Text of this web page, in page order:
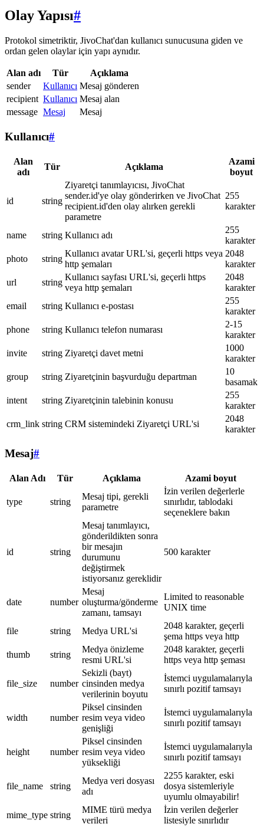
Olay Yapısı#
Protokol simetriktir, JivoChat'dan kullanıcı sunucusuna giden ve
ordan gelen olaylar için yapı aynıdır.
Alan adı Tür
Açıklama
sender
Kullanıcı Mesaj gönderen
recipient Kullanıcı Mesaj alan
message Mesaj Mesaj
Kullanıcı#
Alan
adı
Tür Açıklama
Azami
boyut
id string
Ziyaretçi tanımlayıcısı, JivoChat
sender.id'ye olay gönderirken ve JivoChat
recipient.id'den olay alırken gerekli
parametre
255
karakter
name string Kullanıcı adı
255
karakter
photo
string
Kullanıcı avatar URL'si, geçerli https veya
http şemaları
2048
karakter
url
string
Kullanıcı sayfası URL'si, geçerli https
veya http şemaları
2048
karakter
email
string Kullanıcı e-postası
255
karakter
phone
string Kullanıcı telefon numarası
2-15
karakter
invite
string Ziyaretçi davet metni
1000
karakter
group
string Ziyaretçinin başvurduğu departman
10
basamak
intent
string Ziyaretçinin talebinin konusu
255
karakter
crm_link string CRM sistemindeki Ziyaretçi URL'si
2048
karakter
Mesaj#
Alan Adı Tür Açıklama Azami boyut
type string
Mesaj tipi, gerekli
parametre
İzin verilen değerlerle
sınırlıdır, tablodaki
seçeneklere bakın
id string
Mesaj tanımlayıcı,
gönderildikten sonra
bir mesajın
durumunu
değiştirmek
istiyorsanız gereklidir
500 karakter
date number
Mesaj
oluşturma/gönderme
zamanı, tamsayı
Limited to reasonable
UNIX time
file string Medya URL'si
2048 karakter, geçerli
şema https veya http
thumb
string
Medya önizleme
resmi URL'si
2048 karakter, geçerli
https veya http şeması
file_size number
Sekizli (bayt)
cinsinden medya
verilerinin boyutu
İstemci uygulamalarıyla
sınırlı pozitif tamsayı
width number
Piksel cinsinden
resim veya video
genişliği
İstemci uygulamalarıyla
sınırlı pozitif tamsayı
height number
Piksel cinsinden
resim veya video
yüksekliği
İstemci uygulamalarıyla
sınırlı pozitif tamsayı
file_name string
Medya veri dosyası
adı
2255 karakter, eski
dosya sistemleriyle
uyumlu olmayabilir!
mime_type string
MIME türü medya
verileri
İzin verilen değerler
listesiyle sınırlıdır